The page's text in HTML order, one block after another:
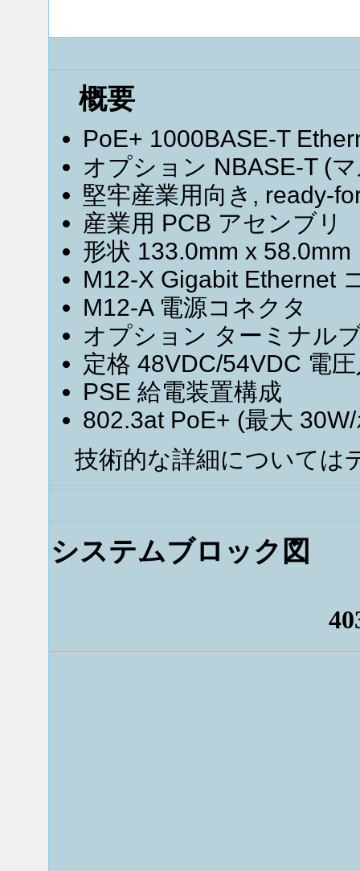
概要
PoE+ 1000BASE-T
オプション NBASE-T (
堅牢産業用向き, ready-
産業用 PCB アセンブリ
形状 133.0mm x 58.0mm
M12-X Gigabit Ethernet
M12-A 電源コネクタ
オプション ターミナル
定格 48VDC/54VDC 電
PSE 給電装置構成
802.3at PoE+ (最大
技術的な詳細については
システムブロック図